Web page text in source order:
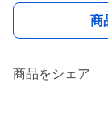
商
商品をシェア